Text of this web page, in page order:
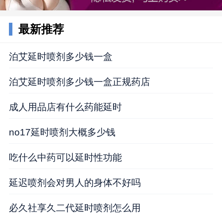
最新推荐
泊艾延时喷剂多少钱一盒
泊艾延时喷剂多少钱一盒正规药店
成人用品店有什么药能延时
no17延时喷剂大概多少钱
吃什么中药可以延时性功能
延迟喷剂会对男人的身体不好吗
必久社享久二代延时喷剂怎么用